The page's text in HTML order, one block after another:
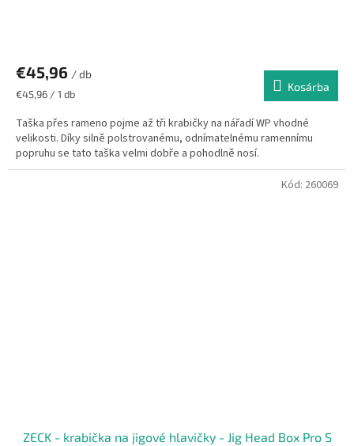
€45,96 / db
Egységár:
€45,96 / 1 db
Kosárba
Taška přes rameno pojme až tři krabičky na nářadí WP vhodné
velikosti. Díky silně polstrovanému, odnímatelnému ramennímu
popruhu se tato taška velmi dobře a pohodlně nosí.
ZECK - krabička na jigové hlavičky - Jig Head Box Pro S
Kód: 260069